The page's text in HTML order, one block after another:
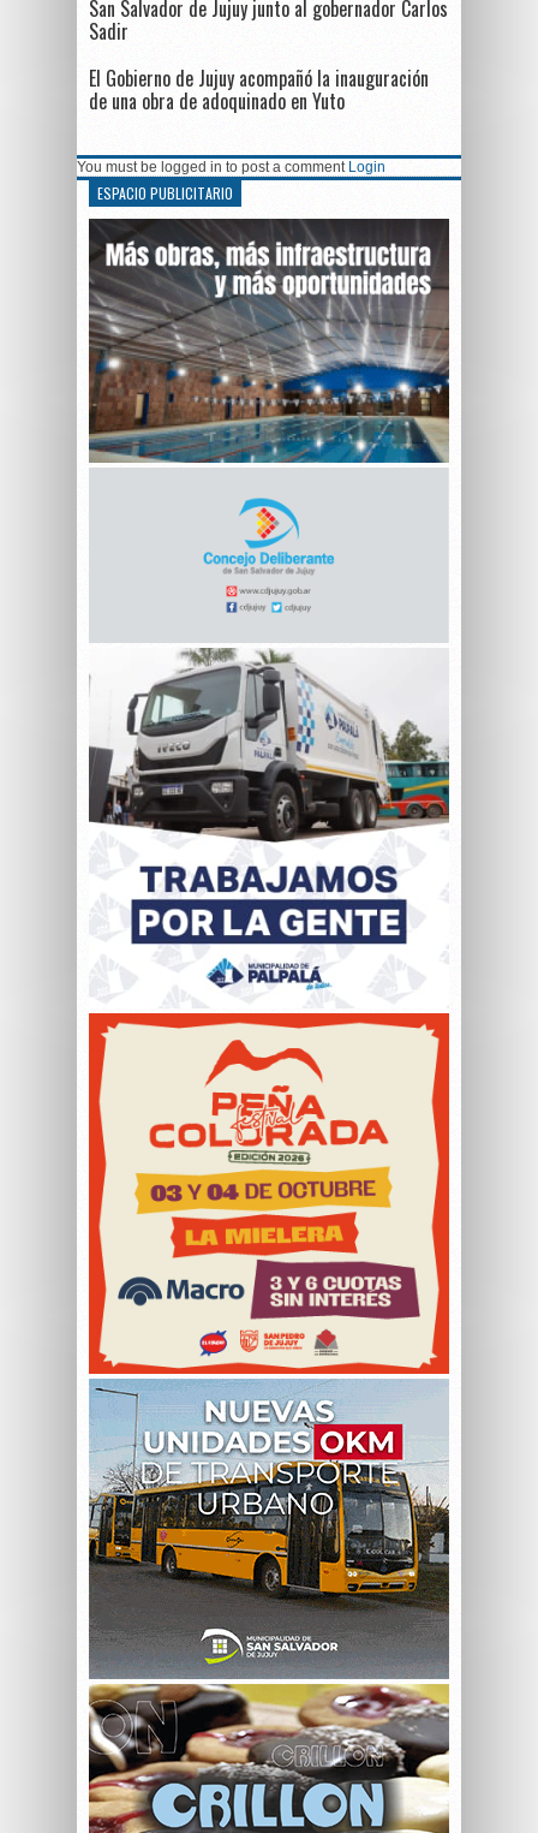
San Salvador de Jujuy junto al gobernador Carlos
Sadir
El Gobierno de Jujuy acompañó la inauguración
de una obra de adoquinado en Yuto
You must be logged in to post a comment Login
ESPACIO PUBLICITARIO